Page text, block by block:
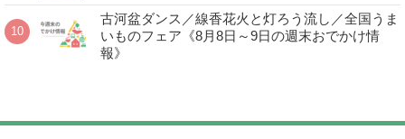
古河盆ダンス／線香花火と灯ろう流し／全国うま
いものフェア《8月8日～9日の週末おでかけ情
報》